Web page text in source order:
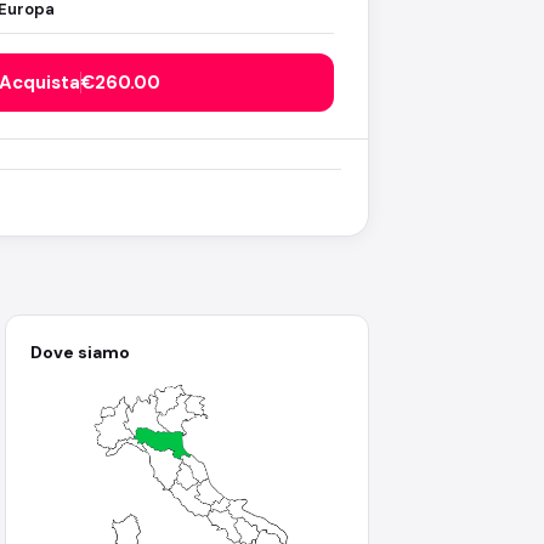
Europa
Acquista€260.00
Dove siamo